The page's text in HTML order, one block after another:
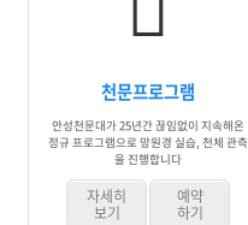
천문프로그램
안성천문대가 25년간 끊임없이 지속해온
정규 프로그램으로 망원경 실습, 천체 관측
을 진행합니다
자세히
보기
예약
하기